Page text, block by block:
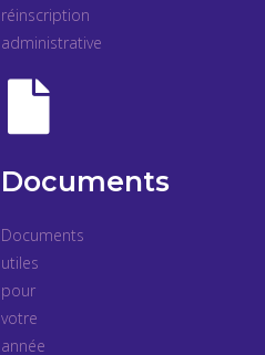
réinscription
administrative
Documents
Documents
utiles
pour
votre
année